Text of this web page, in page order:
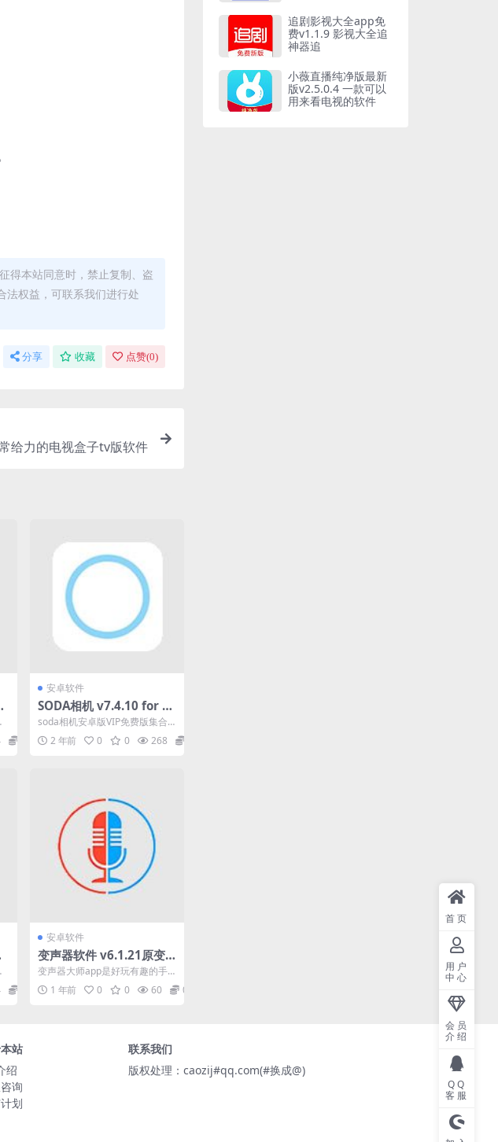
得本站同意时，禁止复制、盗
法权益，可联系我们进行处
分享 收藏 点赞(0)
给力的电视盒子tv版软件
安卓软件
SODA相机 v7.4.10 for A
ndroid 高级版
soda相机安卓版VIP免费版集合
了时尚与美妆的完美融合，提供
了丰富多彩的滤镜和...
2 年前 0 0 268
安卓软件
变声器软件 v6.1.21原变
声器大师，有趣的手机变
声软件，去更新解锁会员
版
变声器大师app是好玩有趣的手
机变声软件，拥有多种语音包供
用户使用，用户可以将自...
1 年前 0 0 60 0
追剧影视大全app免
费v1.1.9 影视大全追
神器追
小薇直播纯净版最新
版v2.5.0.4 一款可以
用来看电视的软件
站
绍
询
划
联系我们
版权处理：caozij#qq.com(#换成@)
首页
用户
中心
会员
介绍
QQ
客服